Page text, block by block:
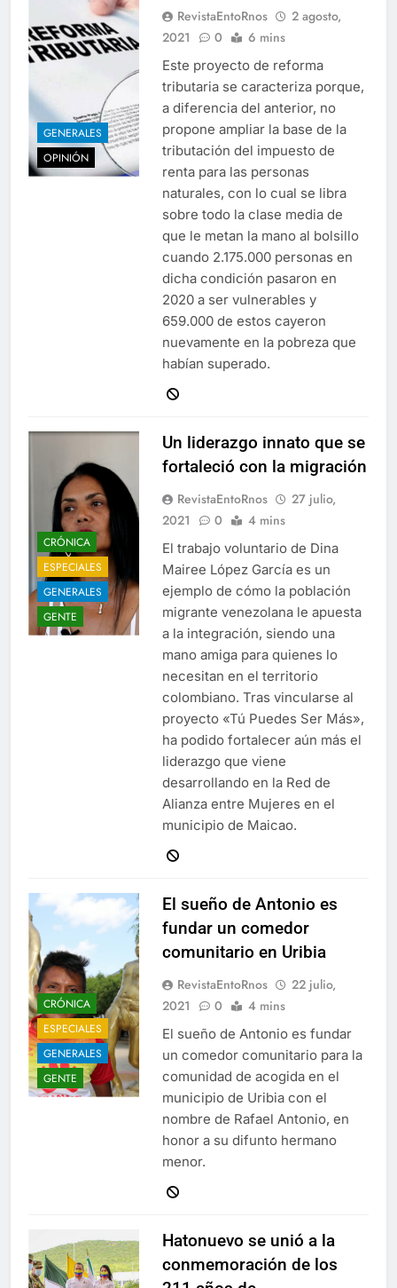
GENERALES
OPINIÓN
RevistaEntoRnos
2 agosto,
2021
0 6 mins
Este proyecto de reforma
tributaria se caracteriza porque,
a diferencia del anterior, no
propone ampliar la base de la
tributación del impuesto de
renta para las personas
naturales, con lo cual se libra
sobre todo la clase media de
que le metan la mano al bolsillo
cuando 2.175.000 personas en
dicha condición pasaron en
2020 a ser vulnerables y
659.000 de estos cayeron
nuevamente en la pobreza que
habían superado.
CRÓNICA
ESPECIALES
GENERALES
GENTE
Un liderazgo innato que se
fortaleció con la migración
RevistaEntoRnos
27 julio,
2021
0 4 mins
El trabajo voluntario de Dina
Mairee López García es un
ejemplo de cómo la población
migrante venezolana le apuesta
a la integración, siendo una
mano amiga para quienes lo
necesitan en el territorio
colombiano. Tras vincularse al
proyecto «Tú Puedes Ser Más»,
ha podido fortalecer aún más el
liderazgo que viene
desarrollando en la Red de
Alianza entre Mujeres en el
municipio de Maicao.
CRÓNICA
ESPECIALES
GENERALES
GENTE
El sueño de Antonio es
fundar un comedor
comunitario en Uribia
RevistaEntoRnos
22 julio,
2021
0 4 mins
El sueño de Antonio es fundar
un comedor comunitario para la
comunidad de acogida en el
municipio de Uribia con el
nombre de Rafael Antonio, en
honor a su difunto hermano
menor.
Hatonuevo se unió a la
conmemoración de los